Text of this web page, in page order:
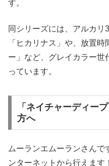
す。
同シリーズには、アルカリ
「ヒカリナス」や、放置
ー」など、グレイカラー世
っています。
「ネイチャーディー
方へ
ムーランエムーランさんで
ンターネットから行えます！